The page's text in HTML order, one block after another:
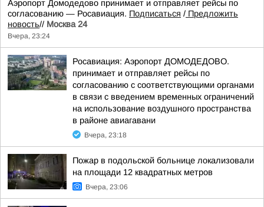
Аэропорт Домодедово принимает и отправляет рейсы по
согласованию — Росавиация. Подписаться / Предложить
новость// Москва 24
Вчера, 23:24
Росавиация: Аэропорт ДОМОДЕДОВО.
принимает и отправляет рейсы по
согласованию с соответствующими органами
в связи с введением временных ограничений
на использование воздушного пространства
в районе авиагавани
Вчера, 23:18
Пожар в подольской больнице локализовали
на площади 12 квадратных метров
Вчера, 23:06